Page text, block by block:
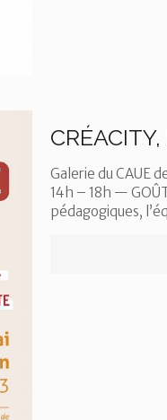
Galerie du CAUE
14h – 18h —
pédagogiques,